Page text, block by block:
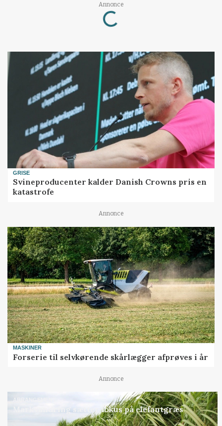
Annonce
Loading...
GRISE
Svineproducenter kalder Danish Crowns pris en
katastrofe
Annonce
MASKINER
Forserie til selvkørende skårlægger afprøves i år
Annonce
ARRANGEMENT
Markvandring sætter fokus på elefantgræs